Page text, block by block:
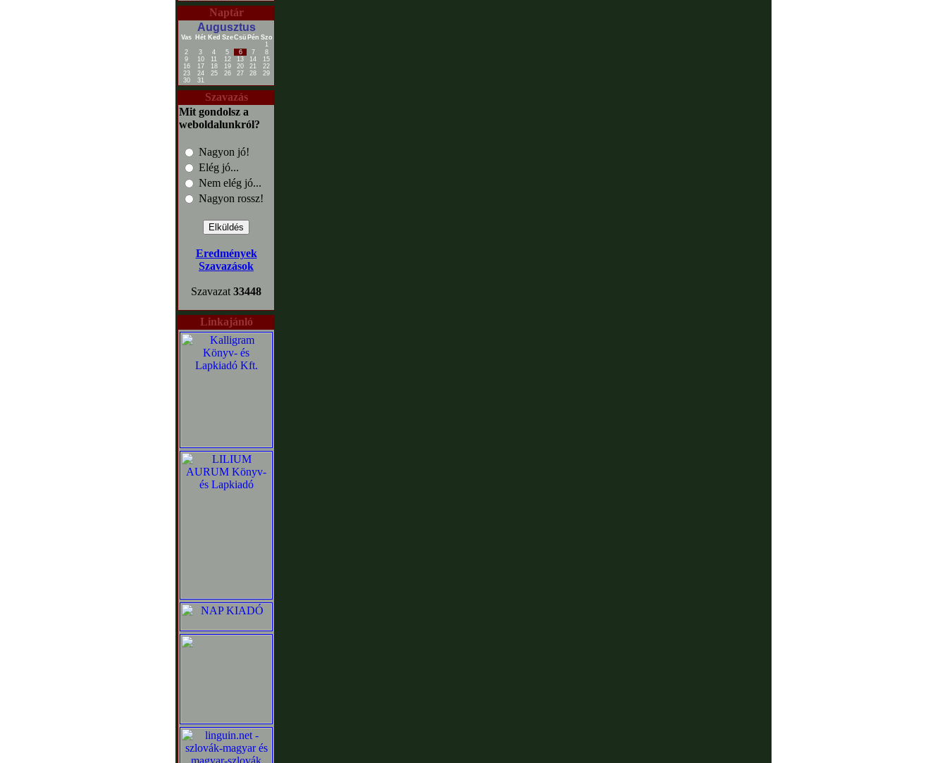
Naptár
Augusztus
Vas Hét Ked SzeCsü Pén Szo
1
2
3 4 5 6 7
8
9
10 11 12 13 14
15
16
17 18 19 20 21
22
23
24 25 26 27 28
29
30
31
Szavazás
Mit gondolsz a
weboldalunkról?
Nagyon jó!
Elég jó...
Nem elég jó...
Nagyon rossz!
Eredmények
Szavazások
Szavazat 33448
Linkajánló